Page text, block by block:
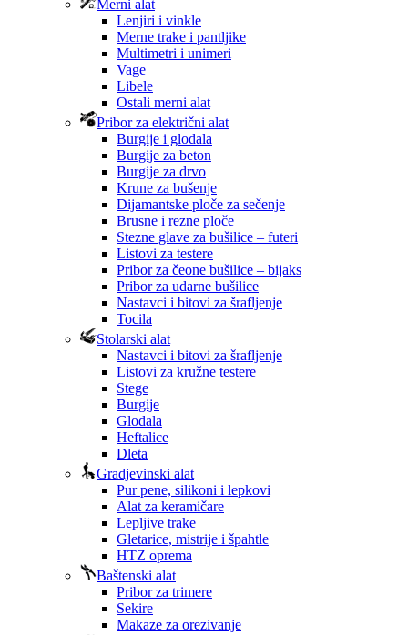
Merni alat
Lenjiri i vinkle
Merne trake i pantljike
Multimetri i unimeri
Vage
Libele
Ostali merni alat
Pribor za električni alat
Burgije i glodala
Burgije za beton
Burgije za drvo
Krune za bušenje
Dijamantske ploče za sečenje
Brusne i rezne ploče
Stezne glave za bušilice – futeri
Listovi za testere
Pribor za čeone bušilice – bijaks
Pribor za udarne bušilice
Nastavci i bitovi za šrafljenje
Tocila
Stolarski alat
Nastavci i bitovi za šrafljenje
Listovi za kružne testere
Stege
Burgije
Glodala
Heftalice
Dleta
Gradjevinski alat
Pur pene, silikoni i lepkovi
Alat za keramičare
Lepljive trake
Gletarice, mistrije i špahtle
HTZ oprema
Baštenski alat
Pribor za trimere
Sekire
Makaze za orezivanje